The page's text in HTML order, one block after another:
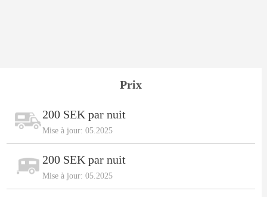
Prix
200 SEK par nuit
Mise à jour: 05.2025
200 SEK par nuit
Mise à jour: 05.2025